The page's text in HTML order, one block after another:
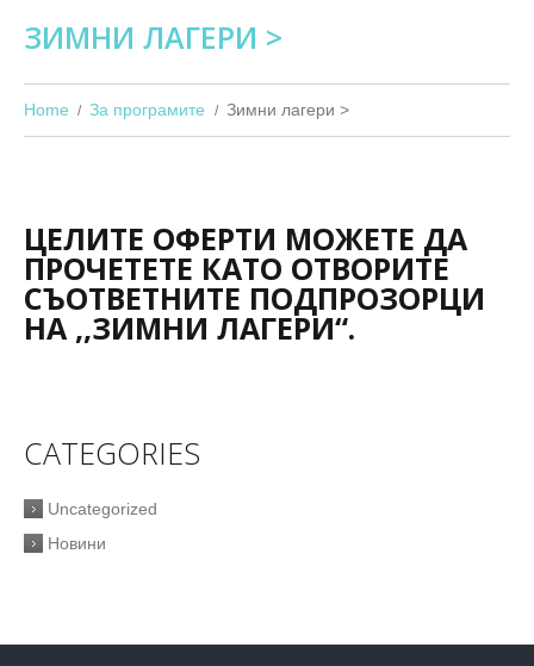
ЗИМНИ ЛАГЕРИ >
Home За програмите Зимни лагери >
ЦЕЛИТЕ ОФЕРТИ МОЖЕТЕ ДА
ПРОЧЕТЕТЕ КАТО ОТВОРИТЕ
СЪОТВЕТНИТЕ ПОДПРОЗОРЦИ
НА ,,ЗИМНИ ЛАГЕРИ“.
CATEGORIES
Uncategorized
Новини